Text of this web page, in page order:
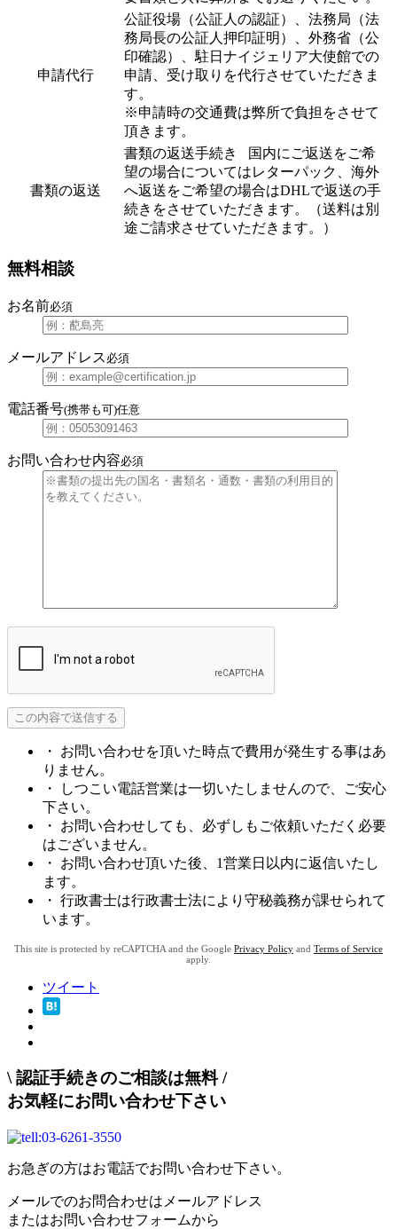
申請代行
公証役場（公証人の認証）、法務局（法
務局長の公証人押印証明）、外務省（公
印確認）、駐日ナイジェリア大使館での
申請、受け取りを代行させていただきま
す。
※申請時の交通費は弊所で負担をさせて
頂きます。
書類の返送
書類の返送手続き 国内にご返送をご希
望の場合についてはレターパック、海外
へ返送をご希望の場合はDHLで返送の手
続きをさせていただきます。（送料は別
途ご請求させていただきます。）
無料相談
お名前必須
メールアドレス 必須
電話番号(携帯も可)任意
お問い合わせ内容必須
・ お問い合わせを頂いた時点で費用が発生する事はあ
りません。
・ しつこい電話営業は一切いたしませんので、ご安心
下さい。
・ お問い合わせしても、必ずしもご依頼いただく必要
はございません。
・ お問い合わせ頂いた後、1営業日以内に返信いたし
ます。
・ 行政書士は行政書士法により守秘義務が課せられて
います。
This site is protected by reCAPTCHA and the Google Privacy Policy and Terms of Service
apply.
ツイート
\認証手続きのご相談は無料/
お気軽にお問い合わせ下さい
お急ぎの方はお電話でお問い合わせ下さい。
メールでのお問合わせはメールアドレス
またはお問い合わせフォームから